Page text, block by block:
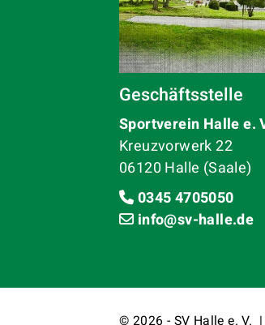
Geschäftsstelle
Sportverein Halle e.
Kreuzvorwerk 22
06120 Halle (Saale)
0345 4705050
info@sv-halle.de